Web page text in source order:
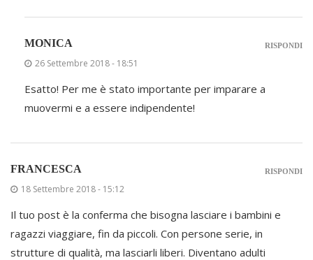
MONICA
26 Settembre 2018 - 18:51
Esatto! Per me è stato importante per imparare a
muovermi e a essere indipendente!
RISPONDI
FRANCESCA
18 Settembre 2018 - 15:12
Il tuo post è la conferma che bisogna lasciare i bambini e
ragazzi viaggiare, fin da piccoli. Con persone serie, in
strutture di qualità, ma lasciarli liberi. Diventano adulti
RISPONDI